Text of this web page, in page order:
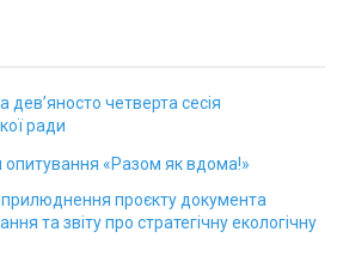
дев’яносто четверта сесія
ради
«Разом як вдома!»
проєкту документа
та звіту про стратегічну екологічну